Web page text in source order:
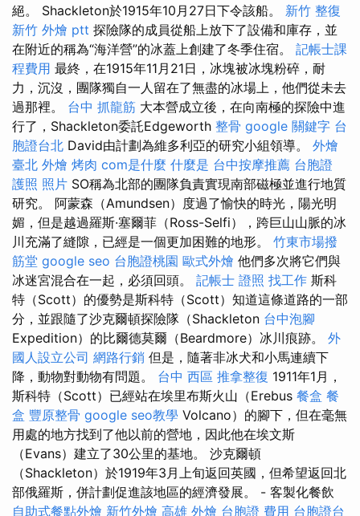
絕。 Shackleton於1915年10月27日下令該船。 新竹 整復
新竹 外燴 ptt 探險隊的成員從船上放下了設備和庫存，並
在附近的稱為“海洋營”的冰蓋上創建了冬季住宿。 記帳士課
程費用 最終，在1915年11月21日，冰塊被冰塊粉碎，耐
力，沉沒，團隊獨自一人留在了無盡的冰場上，他們從未去
過那裡。 台中 抓龍筋 大本營成立後，在向南極的探險中進
行了，Shackleton委託Edgeworth 整骨 google 關鍵字 台
胞證台北 David由計劃為維多利亞的研究小組領導。 外燴
臺北 外燴 烤肉 com是什麼 什麼是 台中按摩推薦 台胞證
護照 照片 SO稱為北部的團隊負責實現南部磁極並進行地質
研究。 阿蒙森（Amundsen）度過了愉快的時光，陽光明
媚，但是越過羅斯·塞爾菲（Ross-Selfi），跨巨山山脈的冰
川充滿了縫隙，已經是一個更加困難的地形。 竹東市場撥
筋堂 google seo 台胞證桃園 歐式外燴 他們多次將它們與
冰迷宮混合在一起，必須回頭。 記帳士 證照 找工作 斯科
特（Scott）的優勢是斯科特（Scott）知道這條道路的一部
分，並跟隨了沙克爾頓探險隊（Shackleton 台中泡腳
Expedition）的比爾德莫爾（Beardmore）冰川痕跡。 外
國人設立公司 網路行銷 但是，隨著非冰犬和小馬連續下
降，動物對動物有問題。 台中 西區 推拿整復 1911年1月，
斯科特（Scott）已經站在埃里布斯火山（Erebus 餐盒 餐
盒 豐原整骨 google seo教學 Volcano）的腳下，但在毫無
用處的地方找到了他以前的營地，因此他在埃文斯
（Evans）建立了30公里的基地。 沙克爾頓
（Shackleton）於1919年3月上旬返回英國，但希望返回北
部俄羅斯，併計劃促進該地區的經濟發展。 - 客製化餐飲
自助式餐點外燴 新竹外燴 高雄 外燴 台胞證 費用 台胞證台